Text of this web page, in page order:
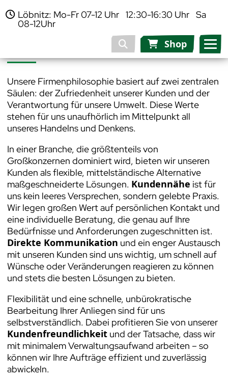
Löbnitz: Mo-Fr 07-12 Uhr 12:30-16:30 Uhr Sa
08-12Uhr
Shop
Unsere Philosophie
Unsere Firmenphilosophie basiert auf zwei zentralen
Säulen: der Zufriedenheit unserer Kunden und der
Verantwortung für unsere Umwelt. Diese Werte
stehen für uns unaufhörlich im Mittelpunkt all
unseres Handelns und Denkens.
In einer Branche, die größtenteils von
Großkonzernen dominiert wird, bieten wir unseren
Kunden als flexible, mittelständische Alternative
maßgeschneiderte Lösungen. Kundennähe ist für
uns kein leeres Versprechen, sondern gelebte Praxis.
Wir legen großen Wert auf persönlichen Kontakt und
eine individuelle Beratung, die genau auf Ihre
Bedürfnisse und Anforderungen zugeschnitten ist.
Direkte Kommunikation und ein enger Austausch
mit unseren Kunden sind uns wichtig, um schnell auf
Wünsche oder Veränderungen reagieren zu können
und stets die besten Lösungen zu bieten.
Flexibilität und eine schnelle, unbürokratische
Bearbeitung Ihrer Anliegen sind für uns
selbstverständlich. Dabei profitieren Sie von unserer
Kundenfreundlichkeitund der Tatsache, dass wir
mit minimalem Verwaltungsaufwand arbeiten – so
können wir Ihre Aufträge effizient und zuverlässig
abwickeln.